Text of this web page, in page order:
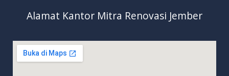
Alamat Kantor Mitra Renovasi Jember